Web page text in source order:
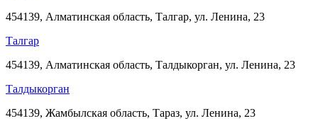
454139, Алматинская область, Талгар, ул. Ленина, 23
Талгар
454139, Алматинская область, Талдыкорган, ул. Ленина, 23
Талдыкорган
454139, Жамбылская область, Тараз, ул. Ленина, 23